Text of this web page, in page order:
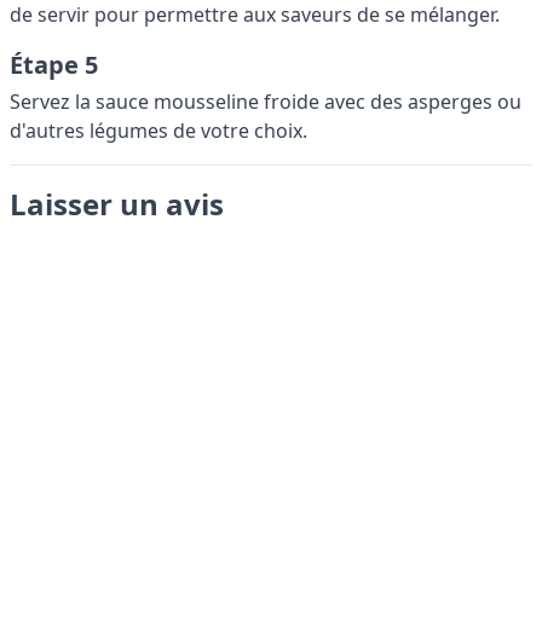
de servir pour permettre aux saveurs de se mélanger.
Étape 5
Servez la sauce mousseline froide avec des asperges ou
d'autres légumes de votre choix.
Laisser un avis